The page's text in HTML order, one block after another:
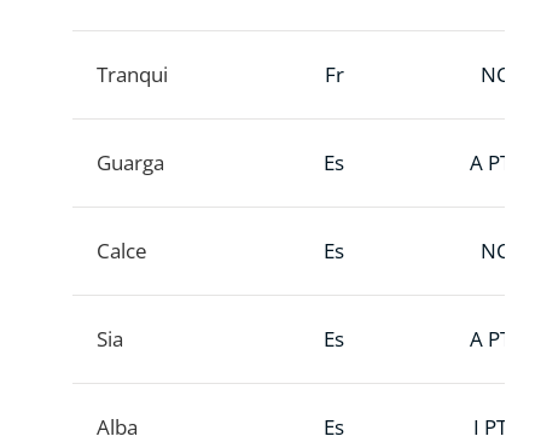
Tranqui Fr NC
Guarga Es A PTT
Calce Es NC
Sia Es A PTT
Alba Es I PTT